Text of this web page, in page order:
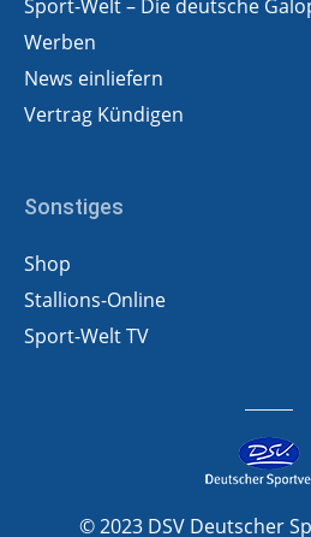
Sport-Welt – Die deutsche
Werben
News einliefern
Vertrag Kündigen
Sonstiges
Shop
Stallions-Online
Sport-Welt TV
© 2023 DSV Deutscher